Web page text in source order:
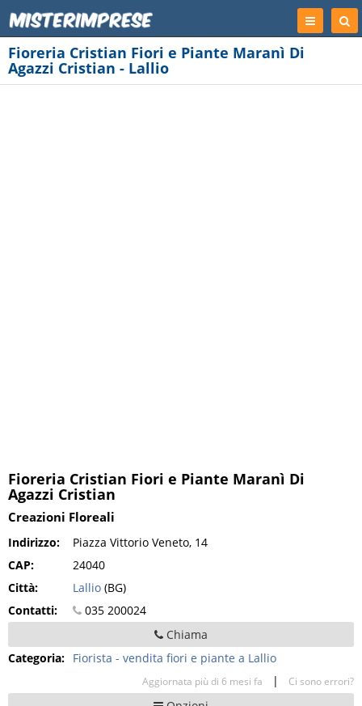
Registrati
Fioreria Cristian Fiori e Piante Maranì Di
Agazzi Cristian - Lallio
Fioreria Cristian Fiori e Piante Maranì Di
Agazzi Cristian
Creazioni Floreali
Indirizzo:
Piazza Vittorio Veneto, 14
CAP:
24040
Città:
Lallio (BG)
Contatti:
035 200024
Chiama
Categoria: Fiorista - vendita fiori e piante a Lallio
Aggiornata più di 6 mesi fa | Ci sono errori?